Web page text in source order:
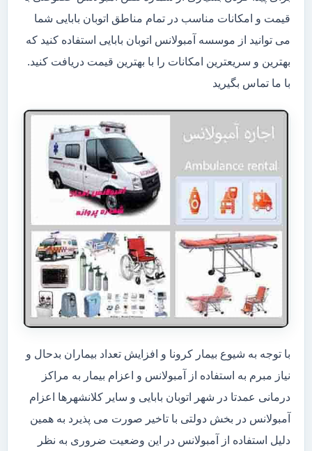
قیمت و امکانات مناسب در تمام مناطق اتوبان بابایی شما
می توانید از موسسه آمبولانس اتوبان بابایی استفاده کنید که
بهترین و سریعترین امکانات را با بهترین قیمت دریافت کنید.
با ما تماس بگیرید
با توجه به شیوع بیمار کرونا و افزایش تعداد بیماران بدحال و
نیاز مبرم به استفاده از آمبولانس و اعزام بیمار به مراکز
درمانی عمدتا در شهر اتوبان بابایی و سایر کلانشهرها اعزام
آمبولانس در بخش دولتی با تاخیر صورت می پذیرد به همین
دلیل استفاده از آمبولانس در این وضعیت ضروری به نظر